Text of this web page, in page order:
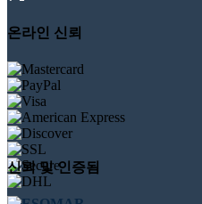
온라인 신뢰
신뢰 및 인증됨